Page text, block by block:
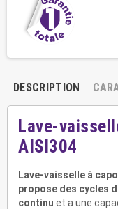
DESCRIPTION
Lave-
AISI304
Lave-vaisselle à
propose des cycles
continu et a une